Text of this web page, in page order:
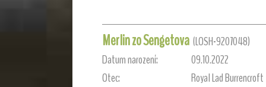
Merlin zo Sengetova (LOSH-9207048)
Datum narození:
09.10.2022
Otec:
Royal Lad Burrencroft